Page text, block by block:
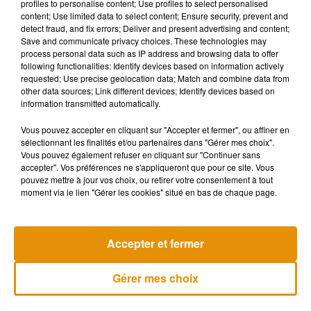
If 365 days of Quarter Pounder enjoyment aren’t enough,
good news: there are 366 days this year. Tap to purchase
the 2020 Quarter Pounder Calendar.
Une publication partagée parMcDonald's (@mcdonalds) le19
profiles to personalise content; Use profiles to select personalised
content; Use limited data to select content; Ensure security, prevent and
detect fraud, and fix errors; Deliver and present advertising and content;
Save and communicate privacy choices. These technologies may
process personal data such as IP address and browsing data to offer
following functionalities: Identify devices based on information actively
requested; Use precise geolocation data; Match and combine data from
other data sources; Link different devices; Identify devices based on
information transmitted automatically.
Vous pouvez accepter en cliquant sur "Accepter et fermer", ou affiner en
sélectionnant les finalités et/ou partenaires dans "Gérer mes choix".
Vous pouvez également refuser en cliquant sur "Continuer sans
accepter". Vos préférences ne s'appliqueront que pour ce site. Vous
pouvez mettre à jour vos choix, ou retirer votre consentement à tout
moment via le lien "Gérer les cookies" situé en bas de chaque page.
Gérer mes choix
Accepter et fermer